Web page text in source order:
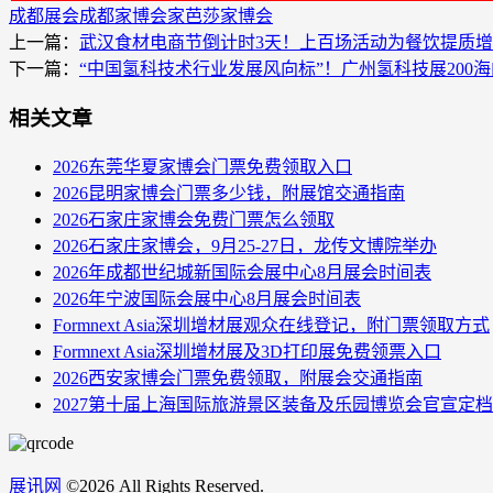
成都展会成都家博会家芭莎家博会
上一篇： 武汉食材电商节倒计时3天！上百场活动为餐饮提质
下一篇： “中国氢科技术行业发展风向标”！广州氢科技展200
相关文章
2026东莞华夏家博会门票免费领取入口
2026昆明家博会门票多少钱，附展馆交通指南
2026石家庄家博会免费门票怎么领取
2026石家庄家博会，9月25-27日，龙传文博院举办
2026年成都世纪城新国际会展中心8月展会时间表
2026年宁波国际会展中心8月展会时间表
Formnext Asia深圳增材展观众在线登记，附门票领取方式
Formnext Asia深圳增材展及3D打印展免费领票入口
2026西安家博会门票免费领取，附展会交通指南
2027第十届上海国际旅游景区装备及乐园博览会官宣定档
展讯网 ©2026 All Rights Reserved.